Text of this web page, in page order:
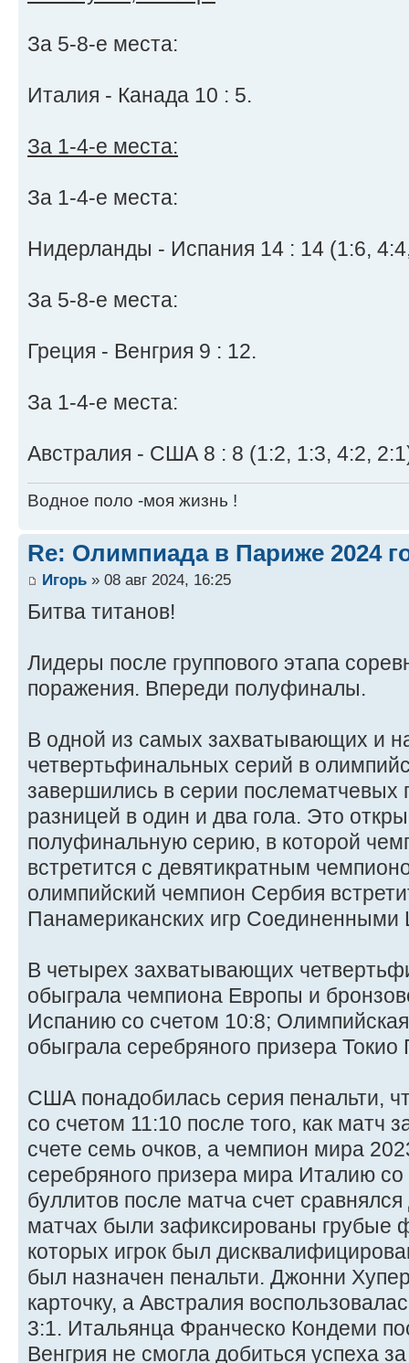
За 5-8-е места:
Италия - Канада 10 : 5.
За 1-4-е места:
За 1-4-е места:
Нидерланды - Испания 14 : 14 (1:6,
За 5-8-е места:
Греция - Венгрия 9 : 12.
За 1-4-е места:
Австралия - США 8 : 8 (1:2, 1:3, 4:2,
Водное поло -моя жизнь !
Re: Олимпиада в Париже 2024
Игорь » 08 авг 2024, 16:25
Битва титанов!
Лидеры после группового этапа
поражения. Впереди полуфиналы.
В одной из самых захватывающих и
четвертьфинальных серий в
завершились в серии послематчевых
разницей в один и два гола. Это
полуфинальную серию, в которой
встретится с девятикратным
олимпийский чемпион Сербия
Панамериканских игр
В четырех захватывающих
обыграла чемпиона Европы и
Испанию со счетом 10:8;
обыграла серебряного призера
США понадобилась серия пенальти,
со счетом 11:10 после того, как матч
счете семь очков, а чемпион мира
серебряного призера мира Италию
буллитов после матча счет
матчах были зафиксированы грубые
которых игрок был
был назначен пенальти. Джонни
карточку, а Австралия
3:1. Итальянца Франческо Кондеми
Венгрия не смогла добиться успеха